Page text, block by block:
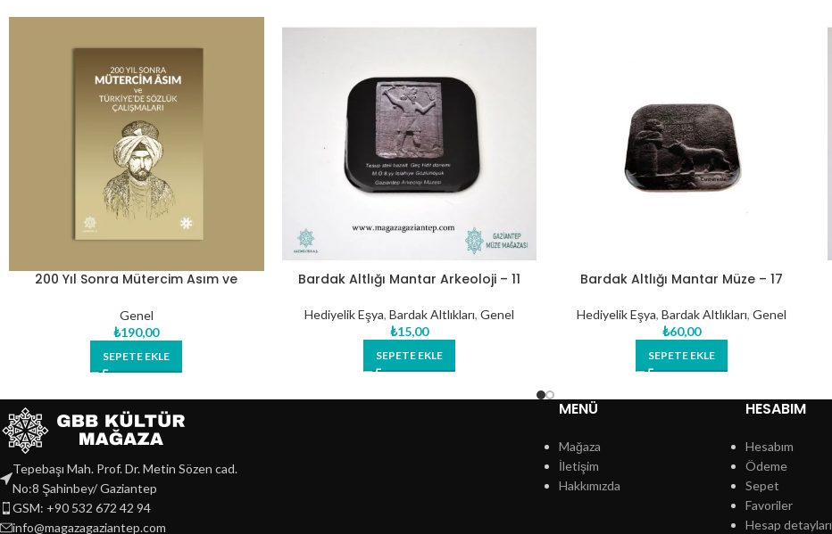
200 Yıl Sonra Mütercim Asım ve
Genel
₺190,00
SEPETE EKLE
Bardak Altlığı Mantar Arkeoloji – 11
Hediyelik Eşya, Bardak Altlıkları, Genel
₺15,00
SEPETE EKLE
Bardak Altlığı Mantar Müze – 17
Hediyelik Eşya,Bardak Altlıkları,Genel
₺60,00
SEPETE EKLE
Tepebaşı Mah. Prof. Dr. Metin Sözen cad.
No:8 Şahinbey/ Gaziantep
GSM: +90 532 672 42 94
info@magazagaziantep.com
MENÜ
Mağaza
İletişim
Hakkımızda
HESABIM
Hesabım
Ödeme
Sepet
Favoriler
Hesap detayları